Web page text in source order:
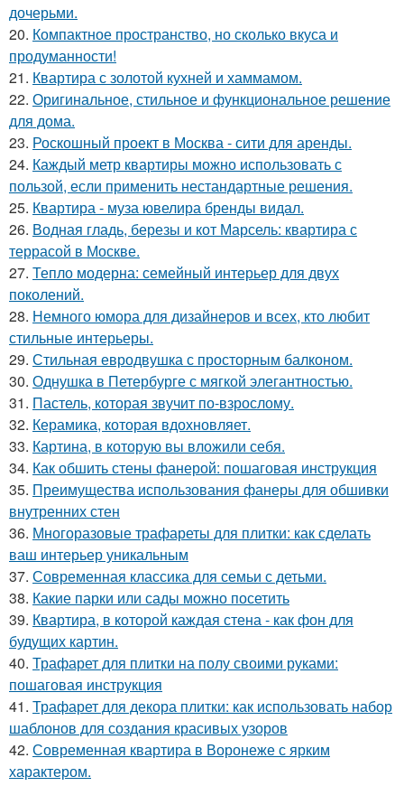
дочерьми.
20. Компактное пространство, но сколько вкуса и
продуманности!
21. Квартира с золотой кухней и хаммамом.
22. Оригинальное, стильное и функциональное решение
для дома.
23. Роскошный проект в Москва - сити для аренды.
24. Каждый метр квартиры можно использовать с
пользой, если применить нестандартные решения.
25. Квартира - муза ювелира бренды видал.
26. Водная гладь, березы и кот Марсель: квартира с
террасой в Москве.
27. Тепло модерна: семейный интерьер для двух
поколений.
28. Немного юмора для дизайнеров и всех, кто любит
стильные интерьеры.
29. Стильная евродвушка с просторным балконом.
30. Однушка в Петербурге с мягкой элегантностью.
31. Пастель, которая звучит по-взрослому.
32. Керамика, которая вдохновляет.
33. Картина, в которую вы вложили себя.
34. Как обшить стены фанерой: пошаговая инструкция
35. Преимущества использования фанеры для обшивки
внутренних стен
36. Многоразовые трафареты для плитки: как сделать
ваш интерьер уникальным
37. Современная классика для семьи с детьми.
38. Какие парки или сады можно посетить
39. Квартира, в которой каждая стена - как фон для
будущих картин.
40. Трафарет для плитки на полу своими руками:
пошаговая инструкция
41. Трафарет для декора плитки: как использовать набор
шаблонов для создания красивых узоров
42. Современная квартира в Воронеже с ярким
характером.